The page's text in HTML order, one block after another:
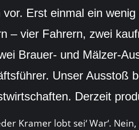
Erst einmal ein
– vier Fahrern, zwei
Brauer- und Mälzer-
Unser Ausstoß
Derzeit
Kramer lobt sei‘ War‘.